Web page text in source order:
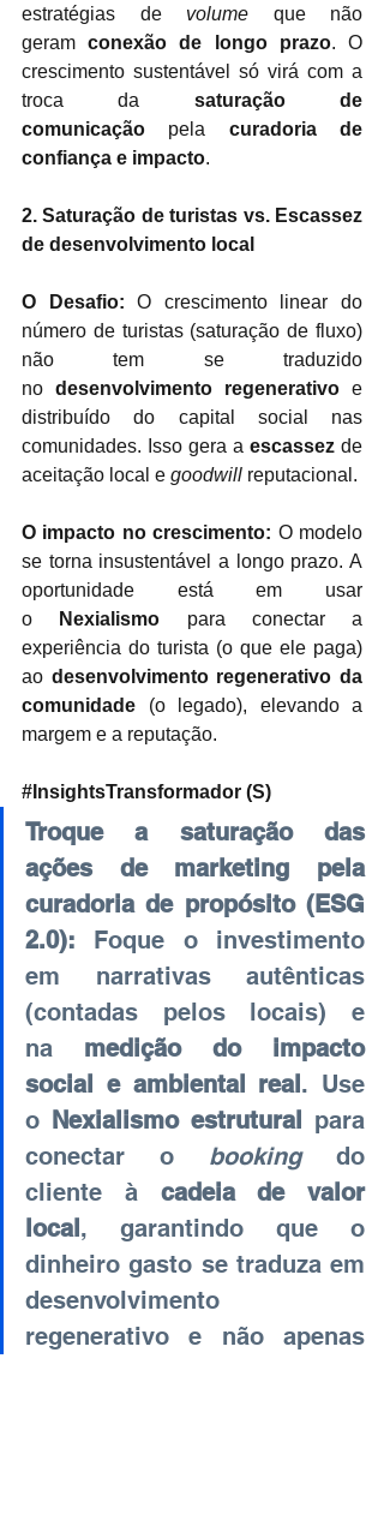
estratégias de volume que não
geram conexão de longo prazo. O
crescimento sustentável só virá com a
troca da saturação de
comunicação pela curadoria de
confiança e impacto.
2. Saturação de turistas vs. Escassez
de desenvolvimento local
O Desafio: O crescimento linear do
número de turistas (saturação de fluxo)
não tem se traduzido
no desenvolvimento regenerativo e
distribuído do capital social nas
comunidades. Isso gera a escassez de
aceitação local e goodwill reputacional.
O impacto no crescimento: O modelo
se torna insustentável a longo prazo. A
oportunidade está em usar
o
Nexialismo para conectar a
experiência do turista (o que ele paga)
ao desenvolvimento regenerativo da
comunidade (o legado), elevando a
margem e a reputação.
#InsightsTransformador (S)
Troque a saturação das
ações de marketing pela
curadoria de propósito (ESG
2.0):
Foque o investimento
em narrativas autênticas
(contadas pelos locais) e
na
medição do impacto
social e ambiental real. Use
o Nexialismo estrutural para
conectar o
booking
do
cliente à
cadeia de valor
local, garantindo que o
dinheiro gasto se traduza em
desenvolvimento
regenerativo e não apenas